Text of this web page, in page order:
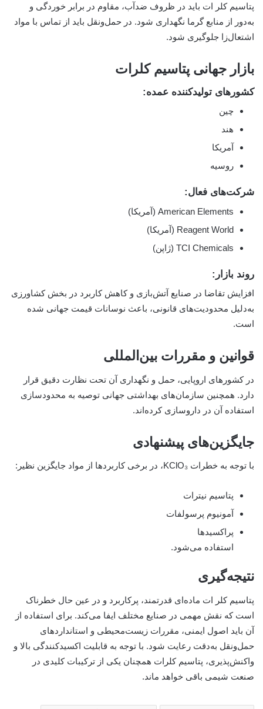
پتاسیم کلر ات باید در ظروف ضدآب، مقاوم در برابر خوردگی و
به‌دور از منابع گرما نگهداری شود. در حمل‌ونقل باید از تماس با مواد
اشتعال‌زا جلوگیری شود.
بازار جهانی پتاسیم کلرات
کشورهای تولیدکننده عمده:
چین
هند
آمریکا
روسیه
شرکت‌های فعال:
American Elements (آمریکا)
Reagent World (آمریکا)
TCI Chemicals (ژاپن)
روند بازار:
افزایش تقاضا در صنایع آتش‌بازی و کاهش کاربرد در بخش کشاورزی
به‌دلیل محدودیت‌های قانونی، باعث نوسانات قیمت جهانی شده
است.
قوانین و مقررات بین‌المللی
در کشورهای اروپایی، حمل و نگهداری آن تحت نظارت دقیق قرار
دارد. همچنین سازمان‌های بهداشتی جهانی توصیه به محدودسازی
استفاده آن در داروسازی کرده‌اند.
جایگزین‌های پیشنهادی
با توجه به خطرات KClO₃، در برخی کاربردها از مواد جایگزین نظیر:
پتاسیم نیترات
آمونیوم پرسولفات
پراکسیدها
استفاده می‌شود.
نتیجه‌گیری
پتاسیم کلر ات ماده‌ای قدرتمند، پرکاربرد و در عین حال خطرناک
است که نقش مهمی در صنایع مختلف ایفا می‌کند. برای استفاده از
آن باید اصول ایمنی، مقررات زیست‌محیطی و استانداردهای
حمل‌ونقل به‌دقت رعایت شود. با توجه به قابلیت اکسیدکنندگی بالا و
واکنش‌پذیری، پتاسیم کلرات همچنان یکی از ترکیبات کلیدی در
صنعت شیمی باقی خواهد ماند.